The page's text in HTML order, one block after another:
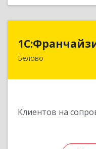
Белово
Клиентов на